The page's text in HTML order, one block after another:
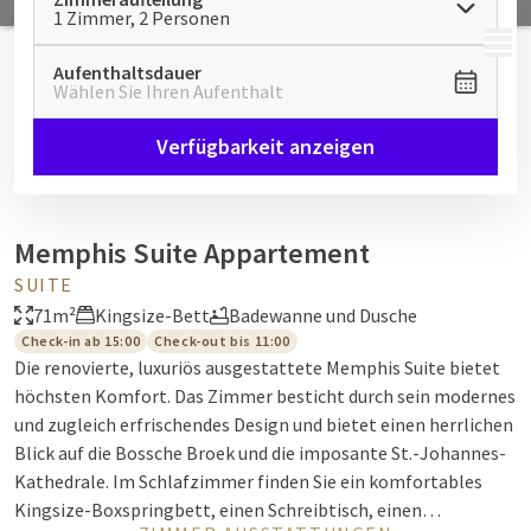
MENÜ
1 Zimmer, 2 Personen
Aufenthaltsdauer
Wählen Sie Ihren Aufenthalt
Verfügbarkeit anzeigen
Memphis Suite Appartement
SUITE
71m²
Kingsize-Bett Badewanne und Dusche
Check-in ab 15:00 Check-out bis 11:00
Die renovierte, luxuriös ausgestattete Memphis Suite bietet
höchsten Komfort. Das Zimmer besticht durch sein modernes
und zugleich erfrischendes Design und bietet einen herrlichen
Blick auf die Bossche Broek und die imposante St.-Johannes-
Kathedrale. Im Schlafzimmer finden Sie ein komfortables
Kingsize-Boxspringbett, einen Schreibtisch, einen